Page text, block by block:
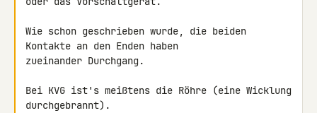
Wie schon geschrieben wurde, die beiden
Kontakte an den Enden haben
zueinander Durchgang.
Bei KVG ist's meißtens die Röhre (eine Wicklung
durchgebrannt).